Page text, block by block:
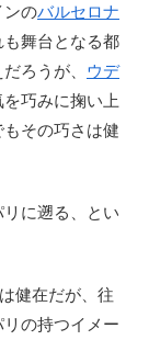
ンのバルセロナ
舞台となる都
ろうが、 ウデ
巧みに掬い上
その巧さは健
に遡る、とい
健在だが、往
の持つイメー